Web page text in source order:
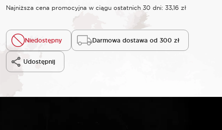
Najniższa cena promocyjna w ciągu ostatnich 30 dni: 33,16 zł
Niedostępny Darmowa dostawa od 300 zł
Udostępnij